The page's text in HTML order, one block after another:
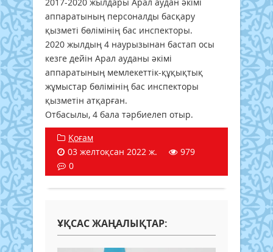
аппаратының персоналды басқару
қызметі бөлімінің бас инспекторы.
2020 жылдың 4 наурызынан бастап осы
кезге дейін Арал ауданы әкімі
аппаратының мемлекеттік-құқықтық
жұмыстар бөлімінің бас инспекторы
қызметін атқарған.
Отбасылы, 4 бала тәрбиелеп отыр.
Қоғам
03 желтоқсан 2022 ж.
979
0
ҰҚСАС ЖАҢАЛЫҚТАР: